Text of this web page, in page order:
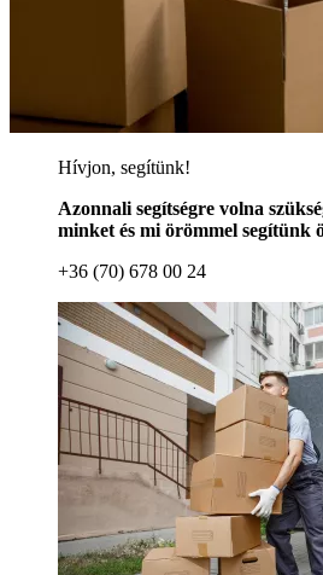
Hívjon, segítünk!
Azonnali segítségre volna
minket és mi örömmel segítünk
+36 (70) 678 00 24